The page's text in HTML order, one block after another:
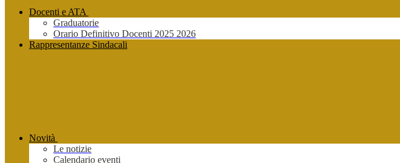
Docenti e ATA
Graduatorie
Orario Definitivo Docenti 2025 2026
Rappresentanze Sindacali
Novità
Le notizie
Calendario eventi